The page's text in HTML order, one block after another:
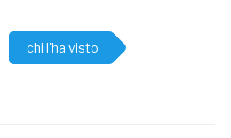
chi l'ha visto